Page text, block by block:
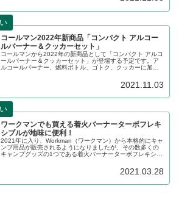
コールマン2022年新商品「コンパクト アルコー
ルバーナー＆クッカーセット」
コールマンから2022年の新商品として「コンパクト アルコ
ールバーナー＆クッカーセット」が登場する予定です。ア
ルコールバーナー、燃料ボトル、ゴトク、クッカーに加
2021.11.03
ワークマンでも買える着火バーナーターボフレキ
シブルが地味に便利！
2021年に入り、Workman（ワークマン）から本格的にキャ
ンプ用品が販売されるようになりましたが、その数多くの
キャンプグッズの1つである着火バーナーターボフレキシブ
2021.03.28